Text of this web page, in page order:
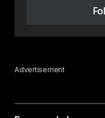
Advertisement